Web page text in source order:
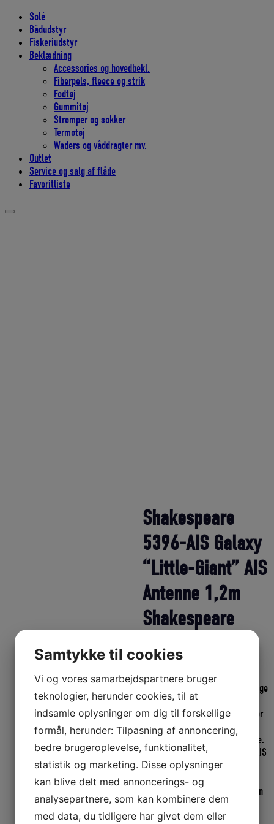
Solé
Bådudstyr
Fiskeriudstyr
Beklædning
Accessories og hovedbekl.
Fiberpels, fleece og strik
Fodtøj
Gummitøj
Strømper og sokker
Termotøj
Waders og våddragter mv.
Outlet
Service og salg af flåde
Favoritliste
Shakespeare
5396-AIS Galaxy
“Little-Giant” AIS
Antenne 1,2m
Shakespeare
1.595,00DKK
pris
var:
1.595,00 DKK.
Shakespeare 5396-AIS Little
Giant™ er en bredbånds 1/2 bølge
VHF Antenne på 1,2m med 3dB
Gain, der er specielt designet for
at imødekomme kravene til
båndbredde fra AIS Transpondere.
Shakespeare’s Galaxy® 5396-AIS
antenne er fremstillet i en
højkvalitets glasfiber
konstruktion, der matcher resten
af Galaxy serien. – SUPER
Antenne!
Samtykke til cookies
Vi og vores samarbejdspartnere bruger
teknologier, herunder cookies, til at
indsamle oplysninger om dig til forskellige
formål, herunder: Tilpasning af annoncering,
bedre brugeroplevelse, funktionalitet,
statistik og marketing. Disse oplysninger
kan blive delt med annoncerings- og
analysepartnere, som kan kombinere dem
med data, du tidligere har givet dem eller